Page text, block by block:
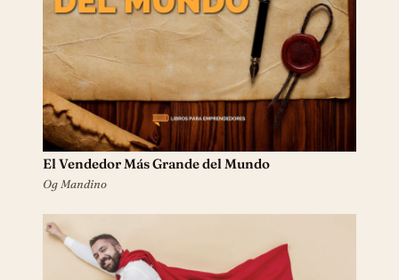
El Vendedor Más Grande del Mundo
Og Mandino